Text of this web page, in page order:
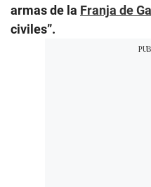
armas de la Franja de
civiles”.